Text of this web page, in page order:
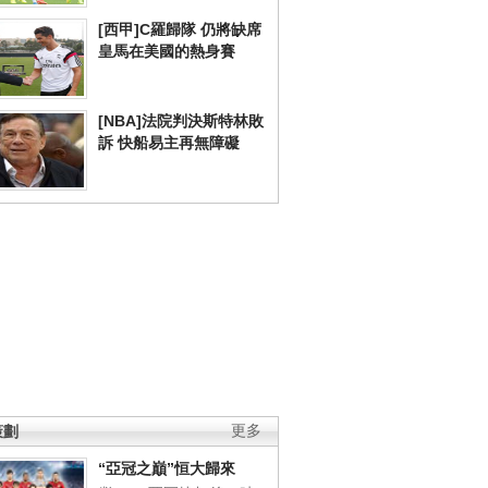
[西甲]C羅歸隊 仍將缺席
皇馬在美國的熱身賽
[NBA]法院判決斯特林敗
訴 快船易主再無障礙
更多
“亞冠之巔”恒大歸來